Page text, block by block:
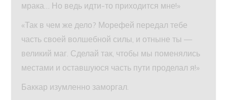
мрака… Но ведь идти-то приходится мне!»
«Так в чем же дело? Морефей передал тебе
часть своей волшебной силы, и отныне ты —
великий маг. Сделай так, чтобы мы поменялись
местами и оставшуюся часть пути проделал я!»
Баккар изумленно заморгал.